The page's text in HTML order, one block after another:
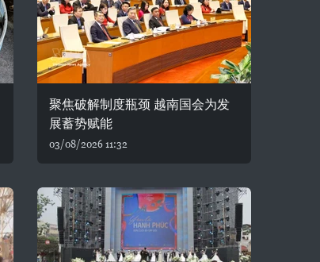
聚焦破解制度瓶颈 越南国会为发
展蓄势赋能
03/08/2026 11:32